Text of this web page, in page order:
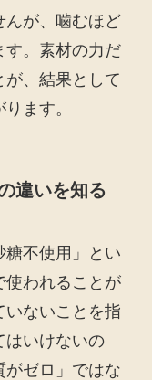
んが、噛むほど
す。素材の力だ
、結果として
ます。
違いを知る
糖不使用」とい
使われることが
いないことを指
はいけないの
がゼロ」ではな